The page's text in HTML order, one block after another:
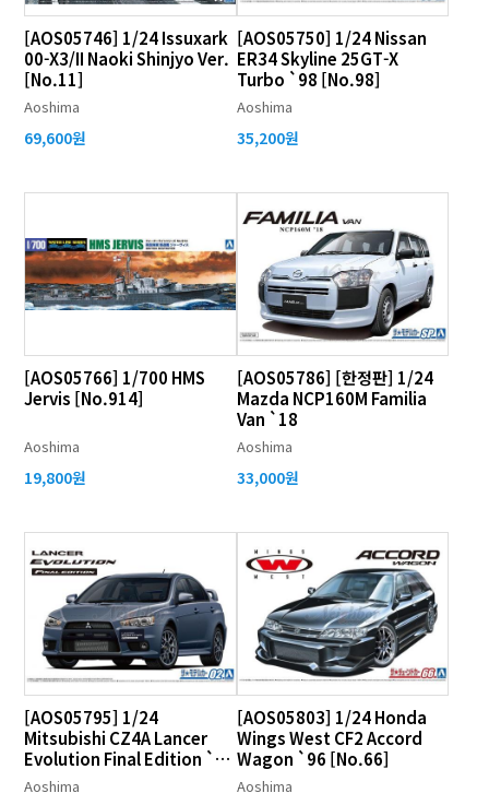
[AOS05746] 1/24 Issuxark
00-X3/II Naoki Shinjyo Ver.
[No.11]
Aoshima
69,600원
[AOS05750] 1/24 Nissan
ER34 Skyline 25GT-X
Turbo `98 [No.98]
Aoshima
35,200원
[AOS05766] 1/700 HMS
Jervis [No.914]
Aoshima
19,800원
[AOS05786] [한정판] 1/24
Mazda NCP160M Familia
Van `18
Aoshima
33,000원
[AOS05795] 1/24
Mitsubishi CZ4A Lancer
Evolution Final Edition `15
[No.02]
Aoshima
[AOS05803] 1/24 Honda
Wings West CF2 Accord
Wagon `96 [No.66]
Aoshima